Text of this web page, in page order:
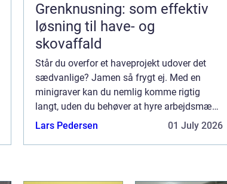
Grenknusning: som effektiv
løsning til have- og
skovaffald
Står du overfor et haveprojekt udover det
sædvanlige? Jamen så frygt ej. Med en
minigraver kan du nemlig komme rigtig
langt, uden du behøver at hyre arbejdsmænd
til at klare det hårde arbejde. Selvfølgelig
Lars Pedersen 01 July 2026